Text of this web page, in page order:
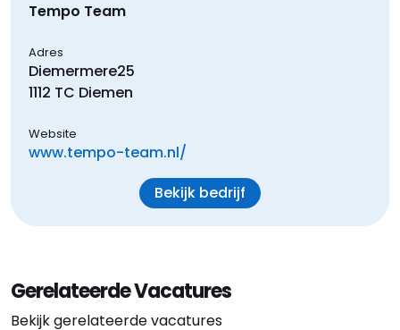
Tempo Team
Adres
Diemermere25
1112 TC Diemen
Website
www.tempo-team.nl/
Bekijk bedrijf
Gerelateerde Vacatures
Bekijk gerelateerde vacatures